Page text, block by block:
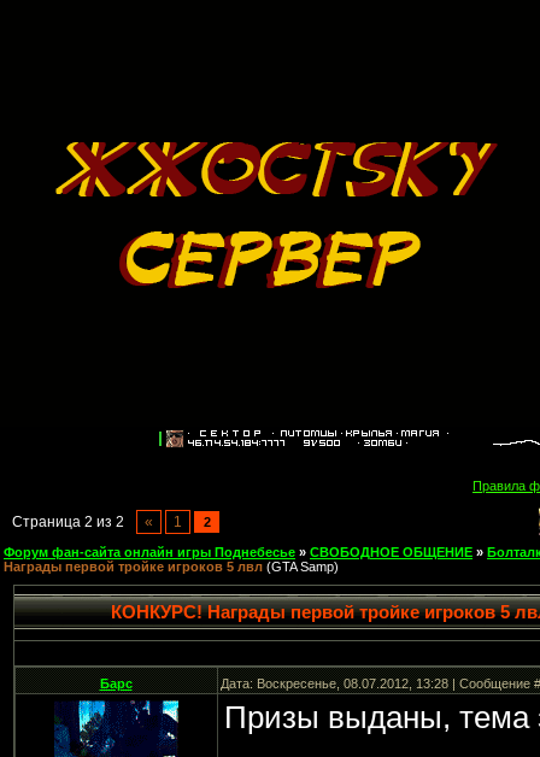
Правила
Страница 2 из 2 « 1 2
Форум фан-сайта онлайн игры Поднебесье » СВОБОДНОЕ ОБЩЕНИЕ »
Награды первой тройке игроков 5 лвл (GTA Samp)
КОНКУРС! Награды первой тройке игроков 5
Барс Дата: Воскресенье, 08.07.2012, 13:28 | Сообщение
Призы выданы, тема